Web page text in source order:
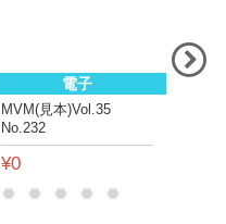
電子
MVM(見本)Vol.35
No.232
¥0